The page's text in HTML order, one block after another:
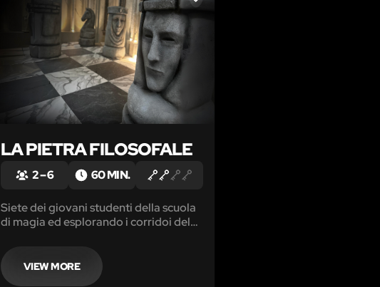
LA PIETRA FILOSOFALE
2 – 6 60 MIN.
Siete dei giovani studenti della scuola
di magia ed esplorando i corridoi del
una leggendaria pietra, in grado di
concedere l'immortalità. Tuttavia, non
siete gli unici interessati a questa
VIEW MORE